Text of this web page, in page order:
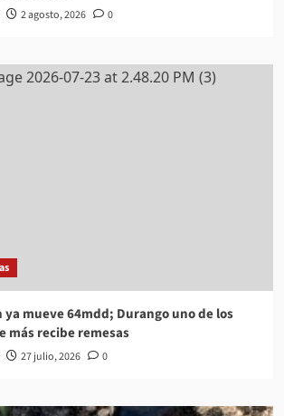
2 agosto, 2026 0
mueve 64mdd; Durango uno de los
más recibe remesas
27 julio, 2026 0